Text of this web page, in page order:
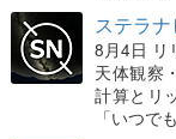
ステラ
8月4日 リ
天体観察
計算とリ
「いつで